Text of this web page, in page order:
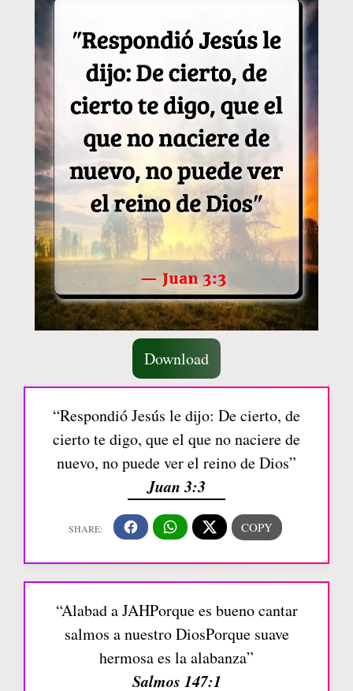
Download
“Respondió Jesús le dijo: De cierto, de
cierto te digo, que el que no naciere de
nuevo, no puede ver el reino de Dios”
Juan 3:3
“Alabad a JAHPorque es bueno cantar
salmos a nuestro DiosPorque suave
hermosa es la alabanza”
Salmos 147:1